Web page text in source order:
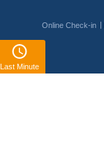
Online Check-in
Last Minute